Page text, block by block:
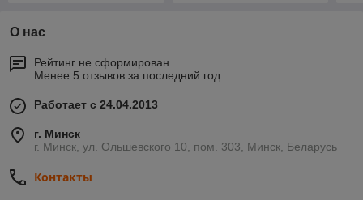
О нас
Рейтинг не сформирован
Менее 5 отзывов за последний год
Работает с 24.04.2013
г. Минск
г. Минск, ул. Ольшевского 10, пом. 303, Минск, Беларусь
Контакты